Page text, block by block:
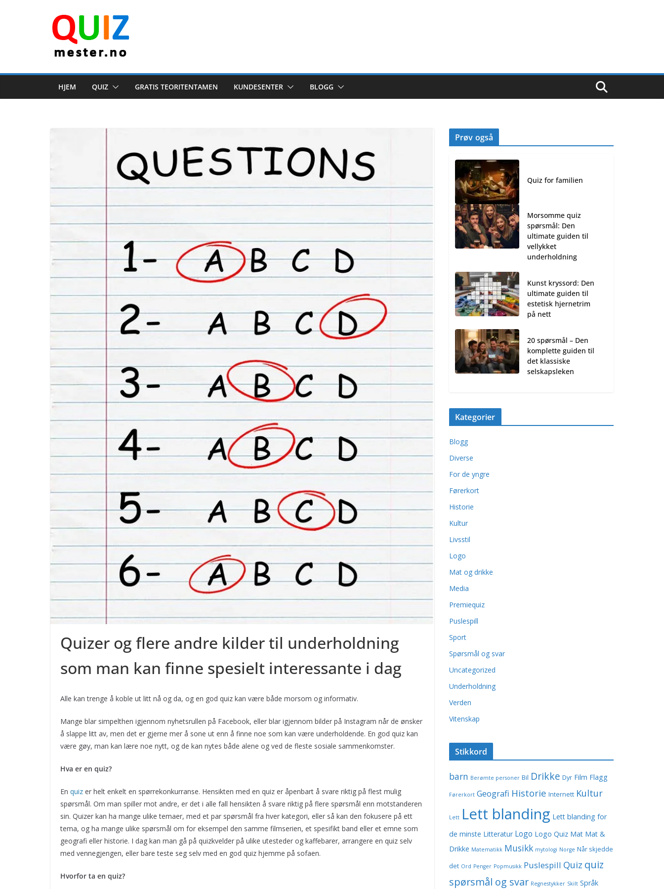
HJEM QUIZ GRATIS TEORITENTAMEN KUNDESENTER BLOGG
Quizer og flere andre kilder til underholdning
som man kan finne spesielt interessante i dag
Alle kan trenge å koble ut litt nå og da, og en god quiz kan være både morsom og informativ.
Mange blar simpelthen igjennom nyhetsrullen på Facebook, eller blar igjennom bilder på Instagram når de ønsker
å slappe litt av, men det er gjerne mer å sone ut enn å finne noe som kan være underholdende. En god quiz kan
være gøy, man kan lære noe nytt, og de kan nytes både alene og ved de fleste sosiale sammenkomster.
Hva er en quiz?
En quiz er helt enkelt en spørrekonkurranse. Hensikten med en quiz er åpenbart å svare riktig på flest mulig
spørsmål. Om man spiller mot andre, er det i alle fall hensikten å svare riktig på flere spørsmål enn motstanderen
sin. Quizer kan ha mange ulike temaer, med et par spørsmål fra hver kategori, eller så kan den fokusere på ett
tema, og ha mange ulike spørsmål om for eksempel den samme filmserien, et spesifikt band eller et emne som
geografi eller historie. I dag kan man gå på quizkvelder på ulike utesteder og kaffebarer, arrangere en quiz selv
med vennegjengen, eller bare teste seg selv med en god quiz hjemme på sofaen.
Hvorfor ta en quiz?
Prøv også
Quiz for familien
Morsomme quiz
spørsmål: Den
ultimate guiden til
vellykket
underholdning
Kunst kryssord: Den
ultimate guiden til
estetisk hjernetrim
på nett
20 spørsmål – Den
komplette guiden til
det klassiske
selskapsleken
Kategorier
Blogg
Diverse
For de yngre
Førerkort
Historie
Kultur
Livsstil
Logo
Mat og drikke
Media
Premiequiz
Puslespill
Sport
Spørsmål og svar
Uncategorized
Underholdning
Verden
Vitenskap
Stikkord
barn Berømte personer Bil Drikke Dyr Film Flagg
Førerkort Geografi Historie Internett Kultur
Lett Lett blanding Lett blanding for
de minste Litteratur Logo Logo Quiz Mat Mat &
Drikke Matematikk Musikk mytologi Norge Når skjedde
det Ord Penger Popmusikk Puslespill Quiz quiz
spørsmål og svar Regnestykker Skilt Språk